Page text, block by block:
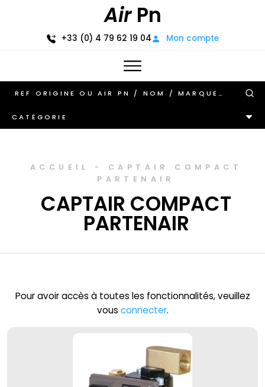
AirPn
+33 (0) 4 79 62 19 04 Mon compte
CATÉGORIE
ACCUEIL - CAPTAIR COMPACT
PARTENAIR
CAPTAIR COMPACT
PARTENAIR
Pour avoir accès à toutes les fonctionnalités, veuillez
vous connecter.